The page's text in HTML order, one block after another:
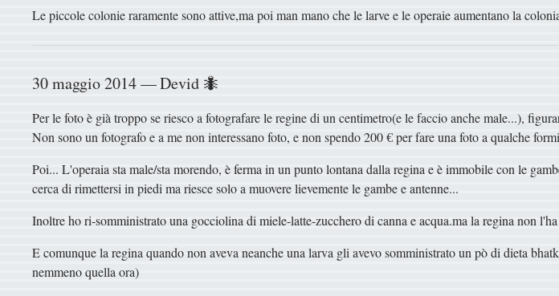
Le piccole colonie raramente sono attive,ma poi man mano che le larve e le operaie aumentano la
30 maggio 2014 — Devid 🐜
Per le foto è già troppo se riesco a fotografare le regine di un centimetro(e le faccio anche male...),
Non sono un fotografo e a me non interessano foto, e non spendo 200 € per fare una foto a qualche
Poi... L'operaia sta male/sta morendo, è ferma in un punto lontana dalla regina e è immobile con le
cerca di rimettersi in piedi ma riesce solo a muovere lievemente le gambe e antenne...
Inoltre ho ri-somministrato una gocciolina di miele-latte-zucchero di canna e acqua.ma la regina non
E comunque la regina quando non aveva neanche una larva gli avevo somministrato un pò di dieta
nemmeno quella ora)